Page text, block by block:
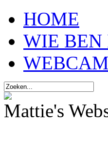
HOME
WIE BEN
Mattie's